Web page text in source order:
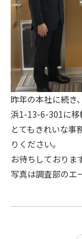
昨年の本社に続き
浜1-13-6-301に移
とてもきれいな事
りください。
お待ちしておりま
写真は調査部のエ